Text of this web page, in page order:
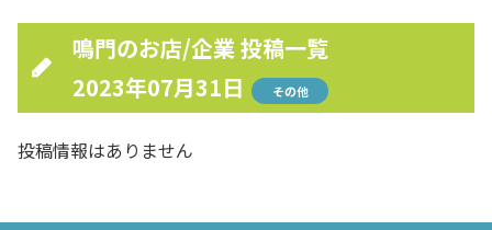
鳴門のお店/企業 投稿一覧
2023年07月31日
その他
投稿情報はありません